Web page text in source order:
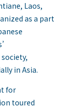
Laos,
as a part
in Asia.
for
toured